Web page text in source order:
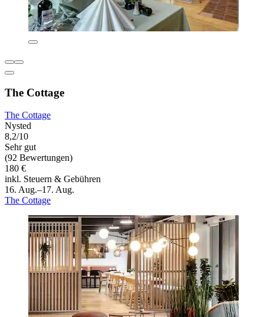
The Cottage
The Cottage
Nysted
8,2/10
Sehr gut
(92 Bewertungen)
180 €
inkl. Steuern & Gebühren
16. Aug.–17. Aug.
The Cottage